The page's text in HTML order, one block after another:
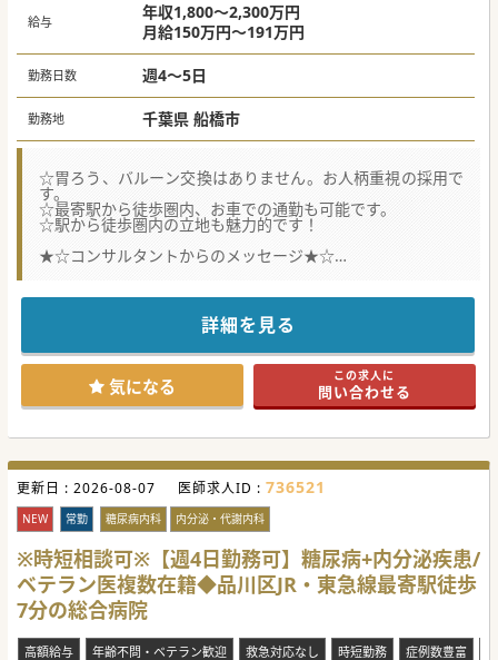
給与
年収1,800～2,300万円
月給150万円～191万円
勤務日数 週4～5日
勤務地 千葉県 船橋市
☆胃ろう、バルーン交換はありません。お人柄重視の採用で
す。
☆最寄駅から徒歩圏内、お車での通勤も可能です。
☆駅から徒歩圏内の立地も魅力的です！
★☆コンサルタントからのメッセージ★☆
1名の患者に対して精神科医、内科医の2名体制で診療に取り
モデルケースとしては、精神科医による診療月1回＋内科医
による診療月1回です。
他領域はもう1人の医師が対応しますので、先生の領域のみ
をお願いします。
医療度の低い患者が中心なので、業務負担は少なめです。
今までのご経験や科目は問わず、お人柄重視の選考となりま
ご興味のある方は、お気軽にお問い合わせください。
#春入職可 #秋入職可
詳細を見る
気になる この求人に
問い合わせる
更新日 : 2026-08-07 医師求人ID : 736521
NEW 常勤 糖尿病内科 内分泌・代謝内科
※時短相談可※【週4日勤務可】糖尿病+内分泌疾患/
ベテラン医複数在籍◆品川区JR・東急線最寄駅徒歩
7分の総合病院
高額給与 年齢不問・ベテラン歓迎 救急対応なし 時短勤務 症例数豊富